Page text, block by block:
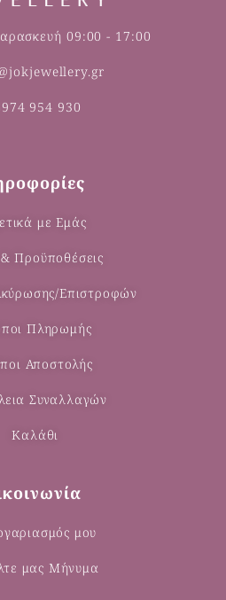
09:00 - 17:00
954 930
με Εμάς
Προϋποθέσεις
Επιστροφών
Πληρωμής
Αποστολής
Συναλλαγών
Καλάθι
μου
μας Μήνυμα